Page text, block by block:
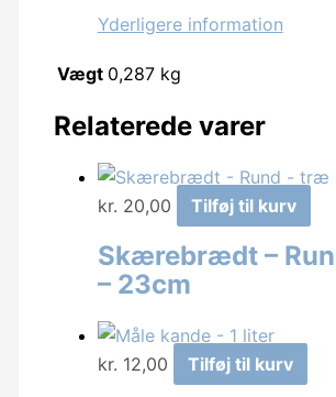
PowerYderligere information
Vægt 0,287 kg
Relaterede varer
kr. 20,00 Tilføj til kurv
Skærebrædt –
– 23cm
kr. 12,00 Tilføj til kurv